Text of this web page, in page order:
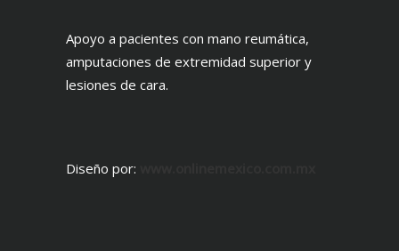
Apoyo a pacientes con mano reumática,
amputaciones de extremidad superior y
lesiones de cara.
Diseño por: